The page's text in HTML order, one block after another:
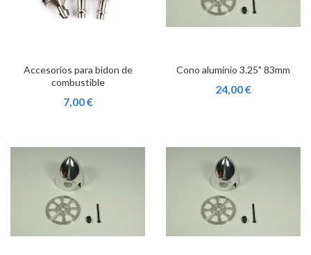
Accesorios para bidon de
combustible
7,00 €
Cono aluminio 3.25" 83mm
24,00 €